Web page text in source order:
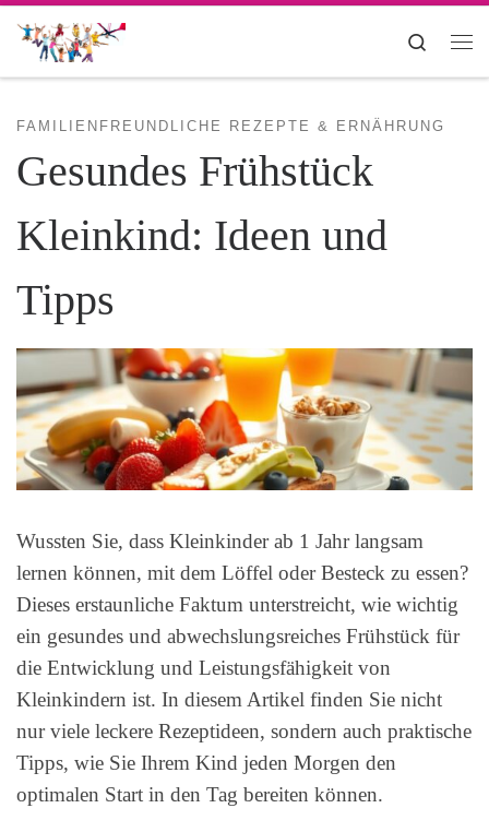
Zum Inhalt springen
Search
FAMILIENFREUNDLICHE REZEPTE & ERNÄHRUNG
Gesundes Frühstück
Kleinkind: Ideen und
Tipps
Wussten Sie, dass Kleinkinder ab 1 Jahr langsam
lernen können, mit dem Löffel oder Besteck zu essen?
Dieses erstaunliche Faktum unterstreicht, wie wichtig
ein gesundes und abwechslungsreiches Frühstück für
die Entwicklung und Leistungsfähigkeit von
Kleinkindern ist. In diesem Artikel finden Sie nicht
nur viele leckere Rezeptideen, sondern auch praktische
Tipps, wie Sie Ihrem Kind jeden Morgen den
optimalen Start in den Tag bereiten können.